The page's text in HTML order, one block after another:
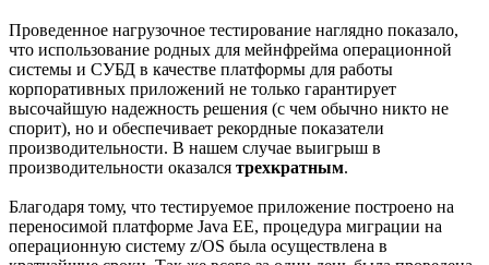
Проведенное нагрузочное тестирование наглядно показало,
что использование родных для мейнфрейма операционной
системы и СУБД в качестве платформы для работы
корпоративных приложений не только гарантирует
высочайшую надежность решения (с чем обычно никто не
спорит), но и обеспечивает рекордные показатели
производительности. В нашем случае выигрыш в
производительности оказался трехкратным.
Благодаря тому, что тестируемое приложение построено на
переносимой платформе Java EE, процедура миграции на
операционную систему z/OS была осуществлена в